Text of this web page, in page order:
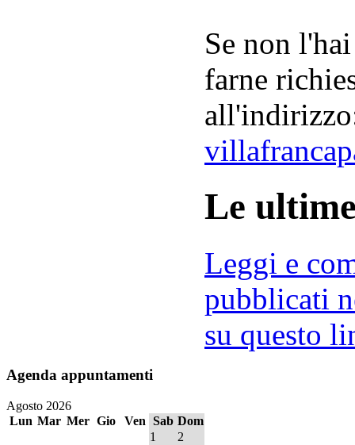
Se non
farne
Le
Leggi e
pubblicati
su questo
Agenda appuntamenti
Agosto 2026
Lun Mar Mer Gio Ven Sab Dom
1
2